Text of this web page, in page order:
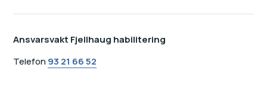
Ansvarsvakt Fjellhaug habilitering
Telefon93 21 66 52